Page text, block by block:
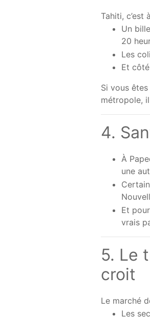
Tahiti, c’est
Un
20
Les
Et
Si vous
métropole,
4.
À
une
Et
vrais
5. Le
croit
Le marché
Les